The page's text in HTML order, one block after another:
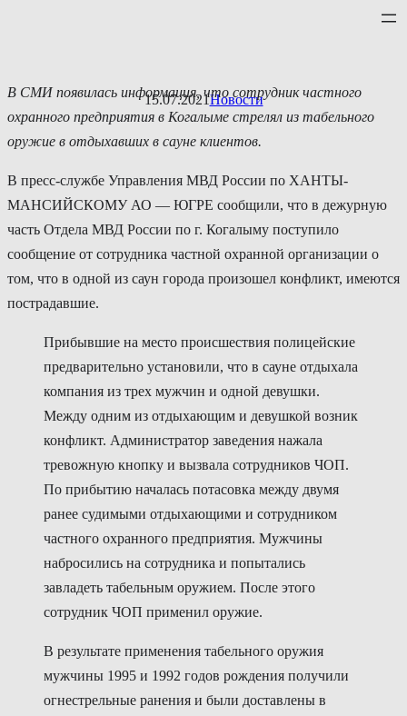
15.07.2021Новости
В СМИ появилась информация, что сотрудник частного
охранного предприятия в Когалыме стрелял из табельного
оружие в отдыхавших в сауне клиентов.
В пресс-службе Управления МВД России по ХАНТЫ-
МАНСИЙСКОМУ АО — ЮГРЕ сообщили, что в дежурную
часть Отдела МВД России по г. Когалыму поступило
сообщение от сотрудника частной охранной организации о
том, что в одной из саун города произошел конфликт, имеются
пострадавшие.
Прибывшие на место происшествия полицейские
предварительно установили, что в сауне отдыхала
компания из трех мужчин и одной девушки.
Между одним из отдыхающим и девушкой возник
конфликт. Администратор заведения нажала
тревожную кнопку и вызвала сотрудников ЧОП.
По прибытию началась потасовка между двумя
ранее судимыми отдыхающими и сотрудником
частного охранного предприятия. Мужчины
набросились на сотрудника и попытались
завладеть табельным оружием. После этого
сотрудник ЧОП применил оружие.
В результате применения табельного оружия
мужчины 1995 и 1992 годов рождения получили
огнестрельные ранения и были доставлены в